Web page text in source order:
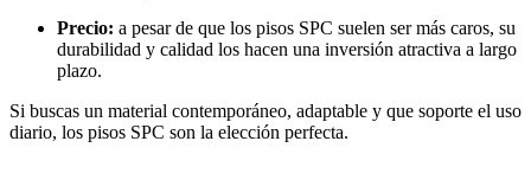
Precio: a pesar de que los pisos SPC suelen ser más caros, su
durabilidad y calidad los hacen una inversión atractiva a largo
plazo.
Si buscas un material contemporáneo, adaptable y que soporte el uso
diario, los pisos SPC son la elección perfecta.